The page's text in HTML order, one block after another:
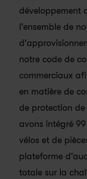
développement
l'ensemble de
notre code de
commerciaux
en matière de
de protection
avons intégré
vélos et de
plateforme
totale sur la